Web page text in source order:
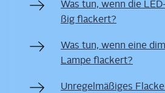
Was tun, wenn die
ßig flackert?
Was tun, wenn eine
Lam­pe flackert?
Unre­gel­mä­ßi­ges